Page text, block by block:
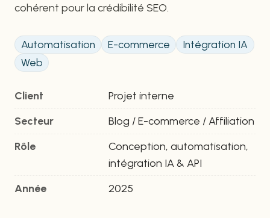
cohérent pour la crédibilité SEO.
Automatisation E-commerce
Intégration IA
Web
Client
Projet interne
Secteur
Blog / E-commerce / Affiliation
Rôle
Conception, automatisation,
intégration IA & API
Année
2025